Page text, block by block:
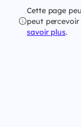
Cette page
peut
savoir plus.